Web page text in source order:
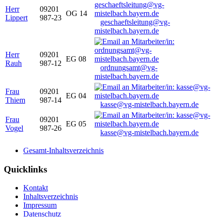
Herr
Lippert
09201
987-23
OG 14
geschaeftsleitung@vg-
mistelbach.bayern.de
Herr
Rauh
09201
987-12
EG 08
ordnungsamt@vg-
mistelbach.bayern.de
Frau
Thiem
09201
987-14
EG 04
kasse@vg-mistelbach.bayern.de
Frau
Vogel
09201
987-26
EG 05
kasse@vg-mistelbach.bayern.de
Gesamt-Inhaltsverzeichnis
Quicklinks
Kontakt
Inhaltsverzeichnis
Impressum
Datenschutz